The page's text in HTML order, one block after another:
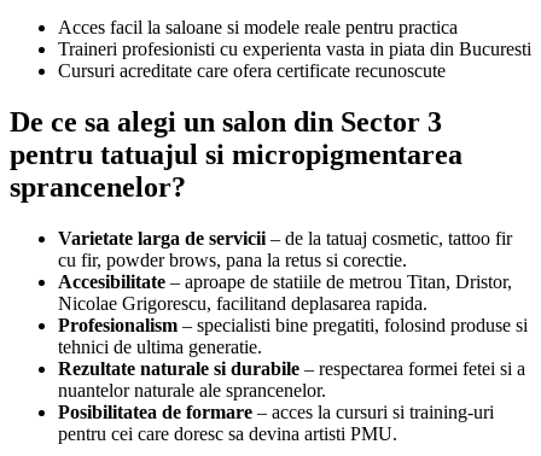
Acces facil la saloane si modele reale pentru practica
Traineri profesionisti cu experienta vasta in piata din Bucuresti
Cursuri acreditate care ofera certificate recunoscute
De ce sa alegi un salon din Sector 3
pentru tatuajul si micropigmentarea
sprancenelor?
Varietate larga de servicii – de la tatuaj cosmetic, tattoo fir
cu fir, powder brows, pana la retus si corectie.
Accesibilitate – aproape de statiile de metrou Titan, Dristor,
Nicolae Grigorescu, facilitand deplasarea rapida.
Profesionalism – specialisti bine pregatiti, folosind produse si
tehnici de ultima generatie.
Rezultate naturale si durabile – respectarea formei fetei si a
nuantelor naturale ale sprancenelor.
Posibilitatea de formare – acces la cursuri si training-uri
pentru cei care doresc sa devina artisti PMU.